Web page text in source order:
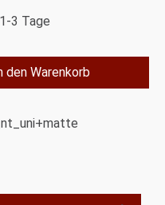
3 Tage
gewünschten
den Warenkorb